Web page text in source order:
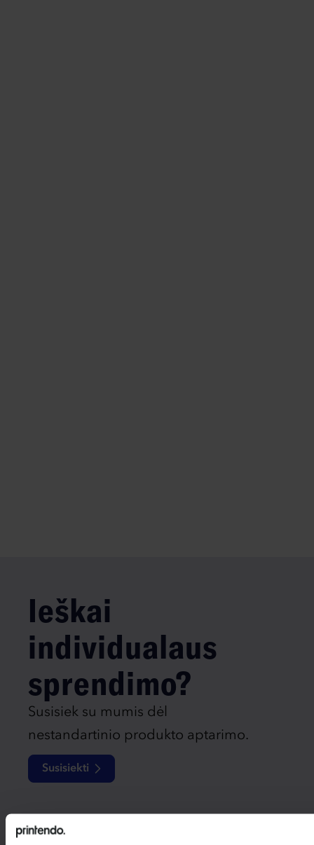
Ieškai
individualaus
sprendimo?
Susisiek su mumis dėl
nestandartinio produkto aptarimo.
Susisiekti